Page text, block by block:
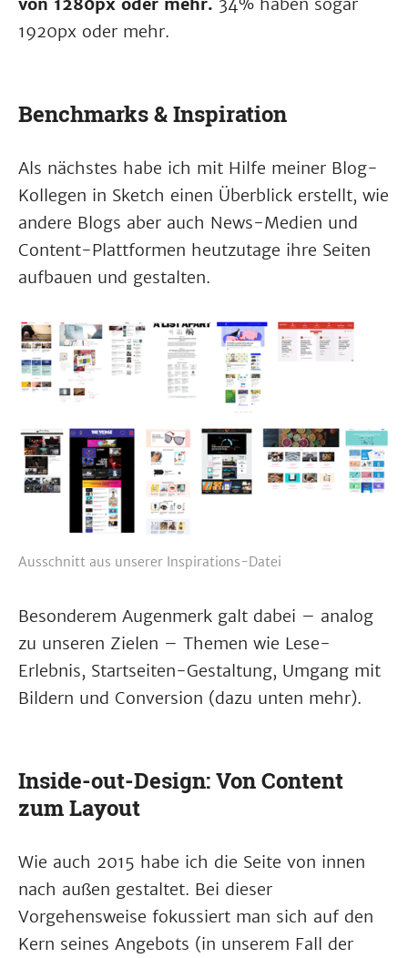
von 1280px oder mehr. 34% haben sogar
1920px oder mehr.
Benchmarks & Inspiration
Als nächstes habe ich mit Hilfe meiner Blog-
Kollegen in Sketch einen Überblick erstellt, wie
andere Blogs aber auch News-Medien und
Content-Plattformen heutzutage ihre Seiten
aufbauen und gestalten.
Ausschnitt aus unserer Inspirations-Datei
Besonderem Augenmerk galt dabei – analog
zu unseren Zielen – Themen wie Lese-
Erlebnis, Startseiten-Gestaltung, Umgang mit
Bildern und Conversion (dazu unten mehr).
Inside-out-Design: Von Content
zum Layout
Wie auch 2015 habe ich die Seite von innen
nach außen gestaltet. Bei dieser
Vorgehensweise fokussiert man sich auf den
Kern seines Angebots (in unserem Fall der